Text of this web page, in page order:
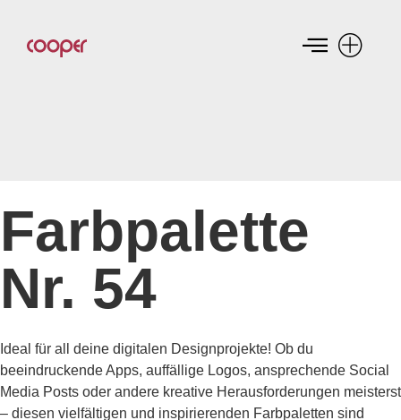
Farbpalette
Nr. 54
Ideal für all deine digitalen Designprojekte! Ob du
beeindruckende Apps, auffällige Logos, ansprechende Social
Media Posts oder andere kreative Herausforderungen meisterst
– diesen vielfältigen und inspirierenden Farbpaletten sind